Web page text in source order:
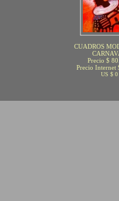
CUADROS
Precio $
Precio Internet
US $ 0